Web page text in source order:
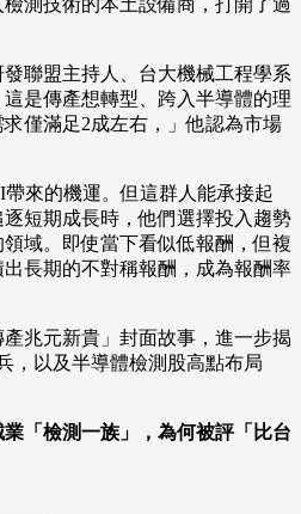
測技術的本土設備商，打開了過
聯盟主持人、台大機械工程學系
是傳產想轉型、跨入半導體的理
僅滿足2成左右，」他認為市場
來的機運。但這群人能承接起
短期成長時，他們選擇投入趨勢
域。即使當下看似低報酬，但複
長期的不對稱報酬，成為報酬率
兆元新貴」封面故事，進一步揭
，以及半導體檢測股高點布局
「檢測一族」，為何被評「比台